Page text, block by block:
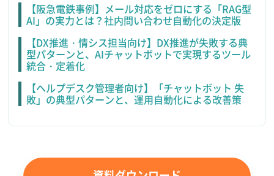
【阪急電鉄事例】メール対応をゼロにする「RAG型
AI」の実力とは？社内問い合わせ自動化の決定版
【DX推進・情シス担当向け】DX推進が失敗する典
型パターンと、AIチャットボットで実現するツール
統合・定着化
【ヘルプデスク管理者向け】「チャットボット 失
敗」の典型パターンと、運用自動化による改善策